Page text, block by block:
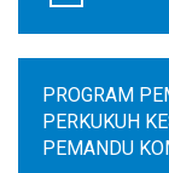
PROGRAM
PERKUKUH
PEMANDU